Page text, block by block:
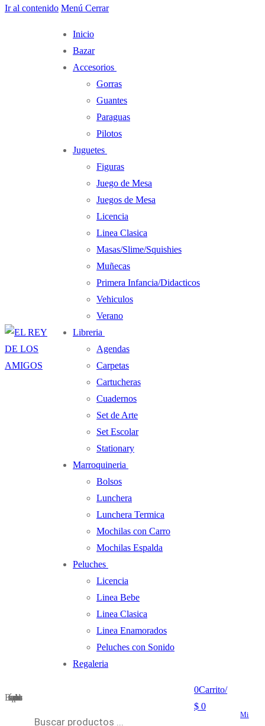
Ir al contenido Menú Cerrar
Inicio
Bazar
Accesorios
Gorras
Guantes
Paraguas
Pilotos
Juguetes
Figuras
Juego de Mesa
Juegos de Mesa
Licencia
Linea Clasica
Masas/Slime/Squishies
Muñecas
Primera Infancia/Didacticos
Vehiculos
Verano
Libreria
Agendas
Carpetas
Cartucheras
Cuadernos
Set de Arte
Set Escolar
Stationary
Marroquineria
Bolsos
Lunchera
Lunchera Termica
Mochilas con Carro
Mochilas Espalda
Peluches
Licencia
Linea Bebe
Linea Clasica
Linea Enamorados
Peluches con Sonido
Regaleria
Búsqueda de productos
0Carrito/
$ 0
Mi